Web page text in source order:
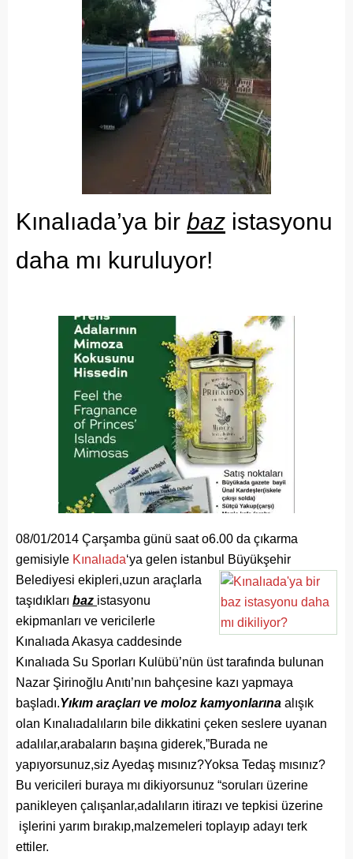
Kınalıada’ya bir baz istasyonu
daha mı kuruluyor!
08/01/2014 Çarşamba günü saat o6.00 da çıkarma
gemisiyle Kınalıada‘ya gelen istanbul Büyükşehir
Belediyesi ekipleri,uzun araçlarla
taşıdıkları baz istasyonu
ekipmanları ve vericilerle
Kınalıada Akasya caddesinde
Kınalıada Su Sporları Kulübü’nün üst tarafında bulunan
Nazar Şirinoğlu Anıtı’nın bahçesine kazı yapmaya
başladı.Yıkım araçları ve moloz kamyonlarına alışık
olan Kınalıadalıların bile dikkatini çeken seslere uyanan
adalılar,arabaların başına giderek,”Burada ne
yapıyorsunuz,siz Ayedaş mısınız?Yoksa Tedaş mısınız?
Bu vericileri buraya mı dikiyorsunuz “soruları üzerine
panikleyen çalışanlar,adalıların itirazı ve tepkisi üzerine
işlerini yarım bırakıp,malzemeleri toplayıp adayı terk
ettiler.